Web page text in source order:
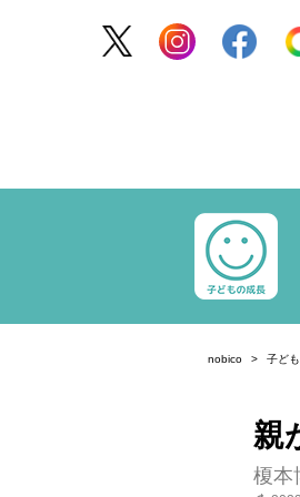
nobico 子ど
親
榎本